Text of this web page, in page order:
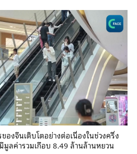
องจีนเติบโตอย่างต่อเนื่องในช่วงครึ่ง
ลค่ารวมเกือบ 8.49 ล้านล้านหยวน